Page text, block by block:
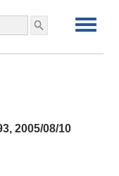
2005/08/10